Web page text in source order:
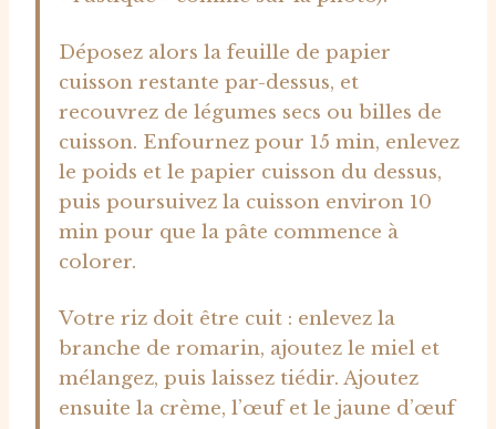
Déposez alors la feuille de papier
cuisson restante par-dessus, et
recouvrez de légumes secs ou billes de
cuisson. Enfournez pour 15 min, enlevez
le poids et le papier cuisson du dessus,
puis poursuivez la cuisson environ 10
min pour que la pâte commence à
colorer.
Votre riz doit être cuit : enlevez la
branche de romarin, ajoutez le miel et
mélangez, puis laissez tiédir. Ajoutez
ensuite la crème, l’œuf et le jaune d’œuf